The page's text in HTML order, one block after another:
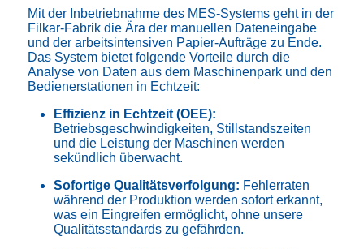
Mit der Inbetriebnahme des MES-Systems geht in der
Filkar-Fabrik die Ära der manuellen Dateneingabe
und der arbeitsintensiven Papier-Aufträge zu Ende.
Das System bietet folgende Vorteile durch die
Analyse von Daten aus dem Maschinenpark und den
Bedienerstationen in Echtzeit:
Effizienz in Echtzeit (OEE):
Betriebsgeschwindigkeiten, Stillstandszeiten
und die Leistung der Maschinen werden
sekündlich überwacht.
Sofortige Qualitätsverfolgung: Fehlerraten
während der Produktion werden sofort erkannt,
was ein Eingreifen ermöglicht, ohne unsere
Qualitätsstandards zu gefährden.